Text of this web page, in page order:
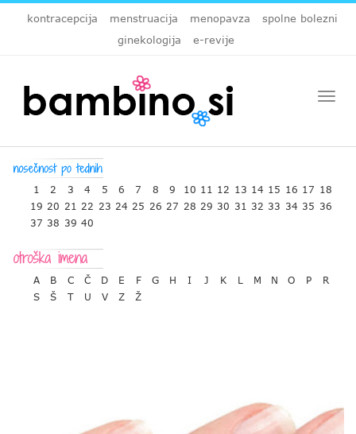
kontracepcija menstruacija menopavza
spolne bolezni
ginekologija
e-revije
1 2 3 4 5 6 7 8 9 10 11 12 13 14 15 16 17 18
19 20 21 22 23 24 25 26 27 28 29 30 31 32 33 34 35 36
37 38 39 40
A B C Č D E F G H I J K L M N O P
R
S
Š T U V Z Ž